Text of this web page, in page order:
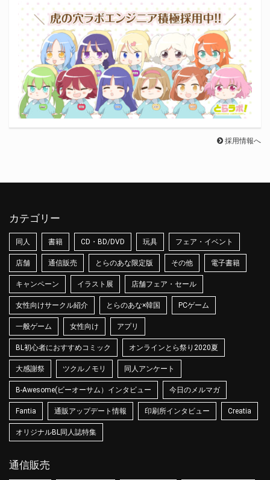
採用情報へ
カテゴリー
同人 書籍 CD・BD/DVD 玩具 フェア・イベント
店舗 通信販売 とらのあな限定版 その他 電子書籍
キャンペーン イラスト展 店舗フェア・セール
女性向けサークル紹介 とらのあな×韓国 PCゲーム
一般ゲーム 女性向け アプリ
BL初心者におすすめコミック オンラインとら祭り2020夏
大感謝祭 ツクルノモリ 同人アンケート
B-Awesome(ビーオーサム）インタビュー 今日のメルマガ
Fantia 通販アップデート情報 印刷所インタビュー Creatia
オリジナルBL同人誌特集
通信販売